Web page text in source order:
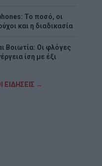
Το ποσό, οι
και η διαδικασία
Βοιωτία: Οι φλόγες
ίση με έξι
supercars του
ΕΙΔΗΣΕΙΣ →